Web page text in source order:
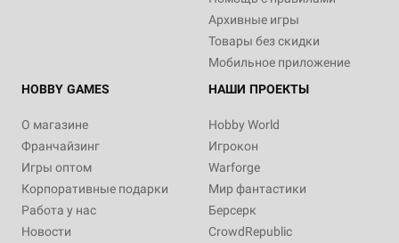
Архивные игры
Товары без скидки
Мобильное приложение
HOBBY GAMES
О магазине
Франчайзинг
Игры оптом
Корпоративные подарки
Работа у нас
Новости
НАШИ ПРОЕКТЫ
Hobby World
Игрокон
Warforge
Мир фантастики
Берсерк
CrowdRepublic